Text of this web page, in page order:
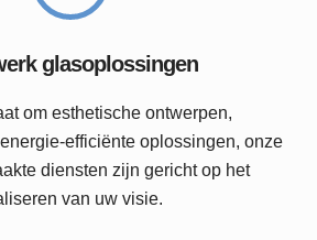
glasoplossingen
om esthetische ontwerpen,
efficiënte oplossingen, onze
diensten zijn gericht op het
van uw visie.